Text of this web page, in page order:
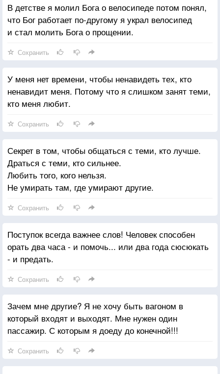
В детстве я молил Бога о велосипеде потом понял,
что Бог работает по-другому я украл велосипед
и стал молить Бога о прощении.
Сохранить
У меня нет времени, чтобы ненавидеть тех, кто
ненавидит меня. Потому что я слишком занят теми,
кто меня любит.
Сохранить
Секрет в том, чтобы общаться с теми, кто лучше.
Драться с теми, кто сильнее.
Любить того, кого нельзя.
Не умирать там, где умирают другие.
Сохранить
Поступок всегда важнее слов! Человек способен
орать два часа - и помочь... или два года сюсюкать
- и предать.
Сохранить
Зачем мне другие? Я не хочу быть вагоном в
который входят и выходят. Мне нужен один
пассажир. С которым я доеду до конечной!!!
Сохранить